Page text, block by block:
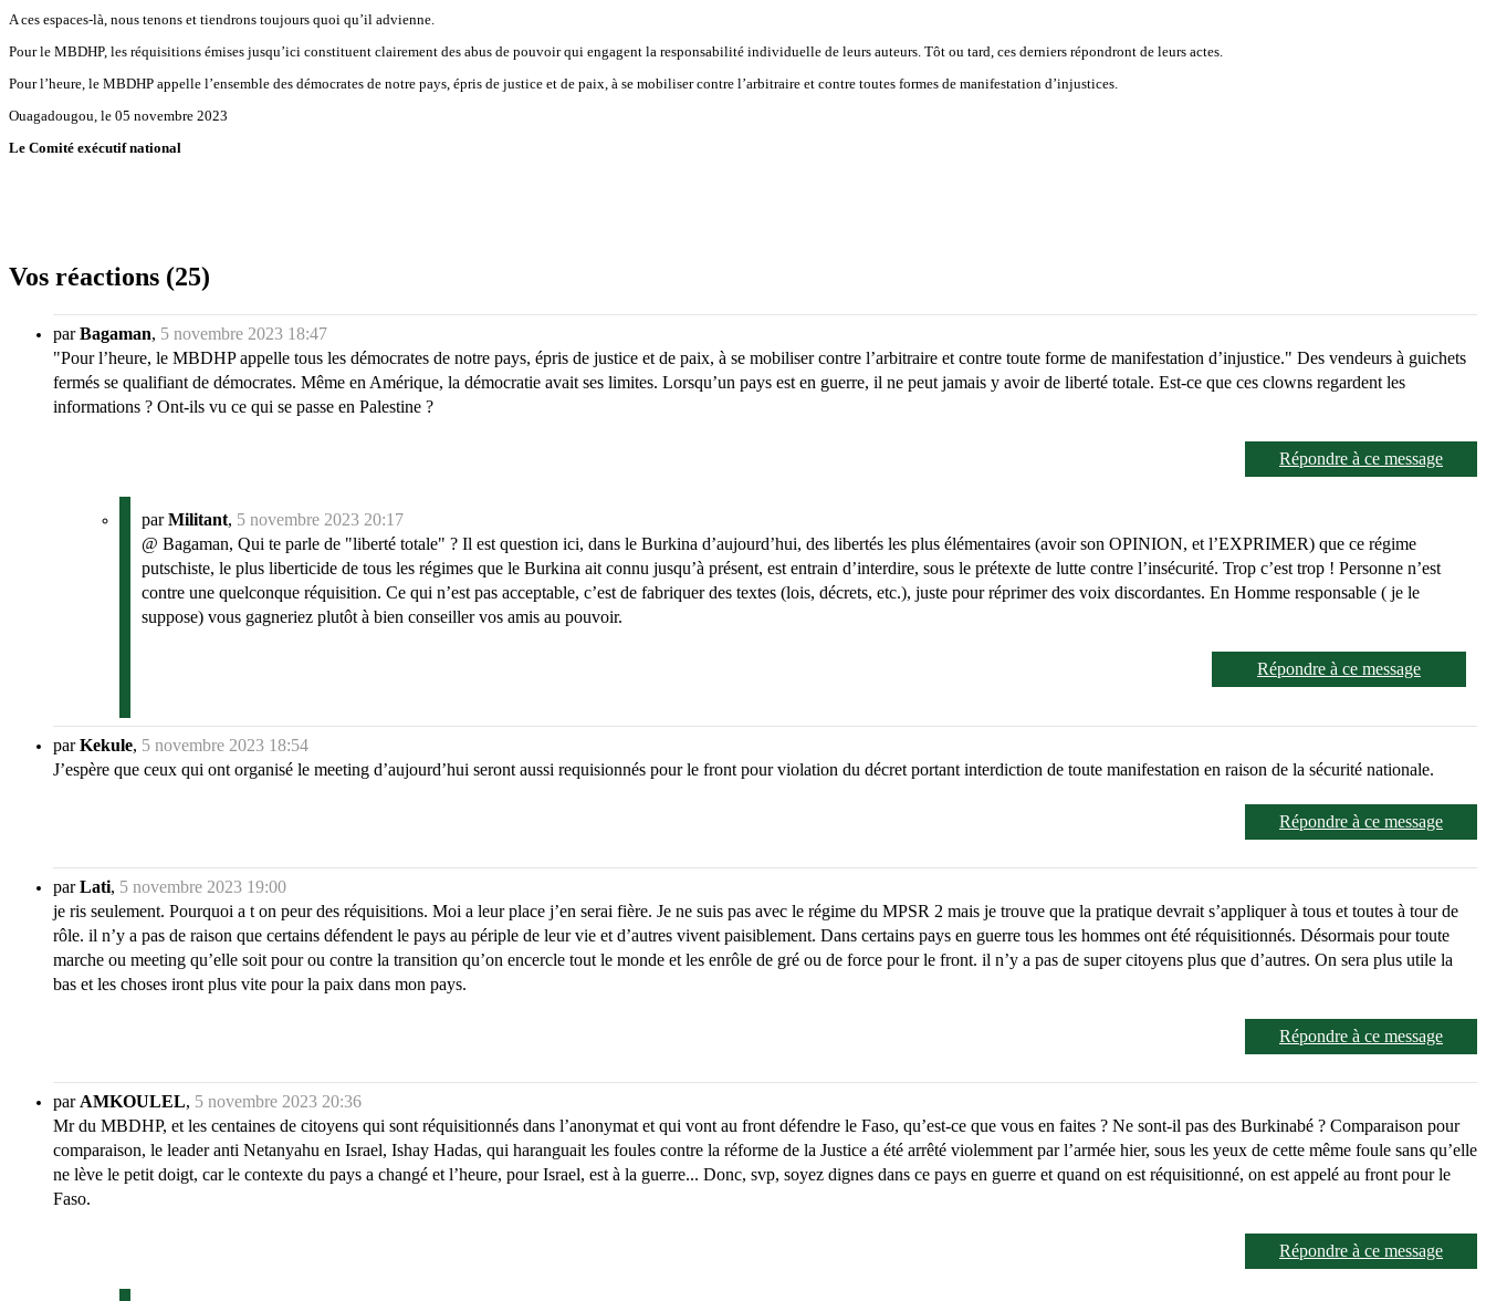
A ces espaces-là, nous tenons et tiendrons toujours quoi qu’il advienne.
Pour le MBDHP, les réquisitions émises jusqu’ici constituent clairement des abus de pouvoir qui engagent la responsabilité individuelle de leurs auteurs. Tôt ou tard, ces derniers répondront de leurs actes.
Pour l’heure, le MBDHP appelle l’ensemble des démocrates de notre pays, épris de justice et de paix, à se mobiliser contre l’arbitraire et contre toutes formes de manifestation d’injustices.
Ouagadougou, le 05 novembre 2023
Le Comité exécutif national
Vos réactions (25)
parBagaman, 5 novembre 2023 18:47
"Pour l’heure, le MBDHP appelle tous les démocrates de notre pays, épris de justice et de paix, à se mobiliser contre l’arbitraire et contre toute forme de manifestation d’injustice." Des vendeurs à guichets
fermés se qualifiant de démocrates. Même en Amérique, la démocratie avait ses limites. Lorsqu’un pays est en guerre, il ne peut jamais y avoir de liberté totale. Est-ce que ces clowns regardent les
informations ? Ont-ils vu ce qui se passe en Palestine ?
Répondre à ce message
parMilitant, 5 novembre 2023 20:17
@ Bagaman, Qui te parle de "liberté totale" ? Il est question ici, dans le Burkina d’aujourd’hui, des libertés les plus élémentaires (avoir son OPINION, et l’EXPRIMER) que ce régime
putschiste, le plus liberticide de tous les régimes que le Burkina ait connu jusqu’à présent, est entrain d’interdire, sous le prétexte de lutte contre l’insécurité. Trop c’est trop ! Personne n’est
contre une quelconque réquisition. Ce qui n’est pas acceptable, c’est de fabriquer des textes (lois, décrets, etc.), juste pour réprimer des voix discordantes. En Homme responsable ( je le
suppose) vous gagneriez plutôt à bien conseiller vos amis au pouvoir.
Répondre à ce message
parKekule, 5 novembre 2023 18:54
J’espère que ceux qui ont organisé le meeting d’aujourd’hui seront aussi requisionnés pour le front pour violation du décret portant interdiction de toute manifestation en raison de la sécurité nationale.
Répondre à ce message
parLati, 5 novembre 2023 19:00
je ris seulement. Pourquoi a t on peur des réquisitions. Moi a leur place j’en serai fière. Je ne suis pas avec le régime du MPSR 2 mais je trouve que la pratique devrait s’appliquer à tous et toutes à tour de
rôle. il n’y a pas de raison que certains défendent le pays au périple de leur vie et d’autres vivent paisiblement. Dans certains pays en guerre tous les hommes ont été réquisitionnés. Désormais pour toute
marche ou meeting qu’elle soit pour ou contre la transition qu’on encercle tout le monde et les enrôle de gré ou de force pour le front. il n’y a pas de super citoyens plus que d’autres. On sera plus utile la
bas et les choses iront plus vite pour la paix dans mon pays.
Répondre à ce message
par AMKOULEL, 5 novembre 2023 20:36
Mr du MBDHP, et les centaines de citoyens qui sont réquisitionnés dans l’anonymat et qui vont au front défendre le Faso, qu’est-ce que vous en faites ? Ne sont-il pas des Burkinabé ? Comparaison pour
comparaison, le leader anti Netanyahu en Israel, Ishay Hadas, qui haranguait les foules contre la réforme de la Justice a été arrêté violemment par l’armée hier, sous les yeux de cette même foule sans qu’elle
ne lève le petit doigt, car le contexte du pays a changé et l’heure, pour Israel, est à la guerre... Donc, svp, soyez dignes dans ce pays en guerre et quand on est réquisitionné, on est appelé au front pour le
Faso.
Répondre à ce message